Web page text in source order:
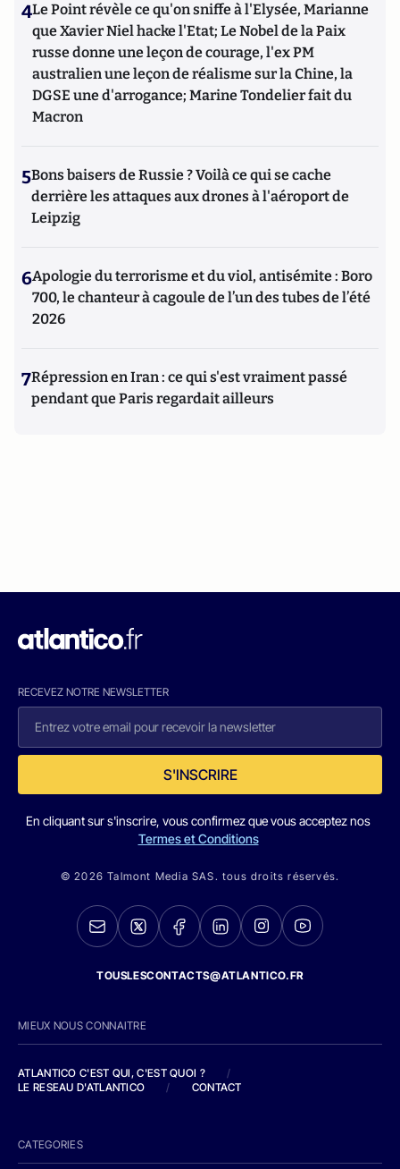
4Le Point révèle ce qu'on sniffe à l'Elysée, Marianne
que Xavier Niel hacke l'Etat; Le Nobel de la Paix
russe donne une leçon de courage, l'ex PM
australien une leçon de réalisme sur la Chine, la
DGSE une d'arrogance; Marine Tondelier fait du
Macron
5Bons baisers de Russie ? Voilà ce qui se cache
derrière les attaques aux drones à l'aéroport de
Leipzig
6Apologie du terrorisme et du viol, antisémite : Boro
700, le chanteur à cagoule de l’un des tubes de l’été
2026
7Répression en Iran : ce qui s'est vraiment passé
pendant que Paris regardait ailleurs
RECEVEZ NOTRE NEWSLETTER
S'INSCRIRE
En cliquant sur s'inscrire, vous confirmez que vous acceptez nos
Termes et Conditions
© 2026 Talmont Media SAS. tous droits réservés.
TOUSLESCONTACTS@ATLANTICO.FR
MIEUX NOUS CONNAITRE
ATLANTICO C'EST QUI, C'EST QUOI ?
/
LE RESEAU D'ATLANTICO
/ CONTACT
CATEGORIES